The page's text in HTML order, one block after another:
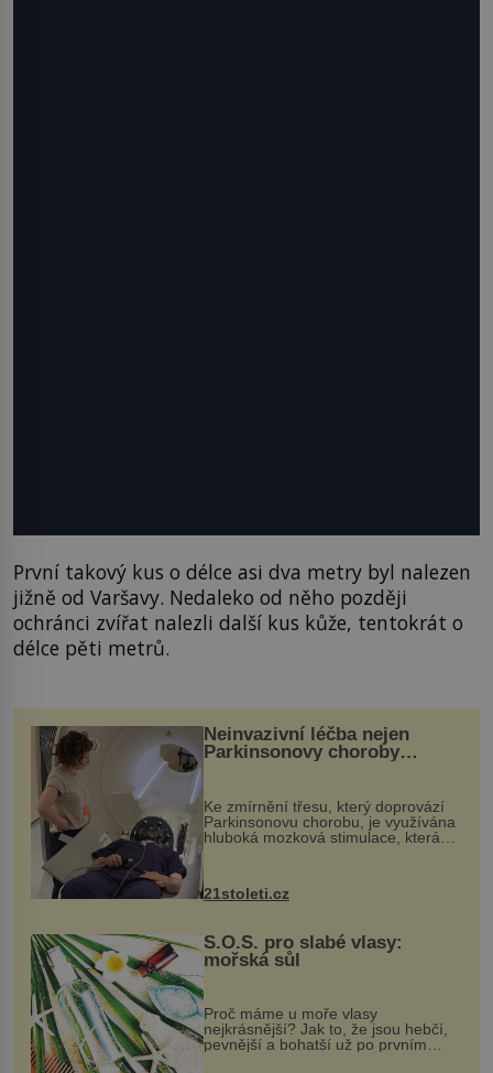
První takový kus o délce asi dva metry byl nalezen
jižně od Varšavy. Nedaleko od něho později
ochránci zvířat nalezli další kus kůže, tentokrát o
délce pěti metrů.
Neinvazivní léčba nejen
Parkinsonovy choroby
Ke zmírnění třesu, který doprovází
Parkinsonovu chorobu, je využívána
hluboká mozková stimulace, která
však vyžaduje vysoce invazivní
zákrok. Ultrazvuk zase není vhodný
k dostatečně přesnému zacílení ...
21stoleti.cz
S.O.S. pro slabé vlasy:
mořská sůl
Proč máme u moře vlasy
nejkrásnější? Jak to, že jsou hebčí,
pevnější a bohatší už po prvním